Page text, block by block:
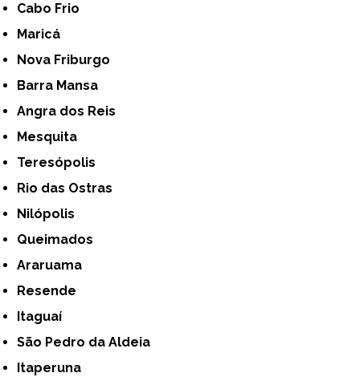
Cabo Frio
Maricá
Nova Friburgo
Barra Mansa
Angra dos Reis
Mesquita
Teresópolis
Rio das Ostras
Nilópolis
Queimados
Araruama
Resende
Itaguaí
São Pedro da Aldeia
Itaperuna